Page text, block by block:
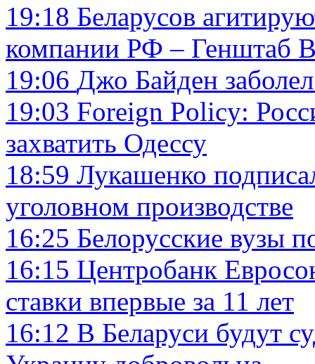
19:18 Беларусов
компании РФ – Генштаб
19:06 Джо Байден
19:03 Foreign Policy:
захватить Одессу
18:59 Лукашенко
уголовном производстве
16:25 Белорусские вузы
16:15 Центробанк
ставки впервые за 11 лет
16:12 В Беларуси будут